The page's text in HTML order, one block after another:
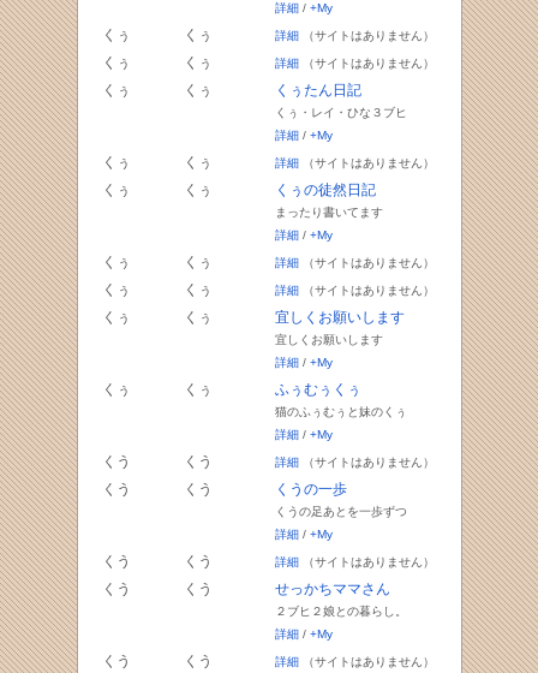
詳細/ +My
くぅ くぅ 詳細（サイトはありません）
くぅ くぅ 詳細（サイトはありません）
くぅ くぅ くぅたん日記
くぅ・レイ・ひな３ブヒ
詳細/ +My
くぅ くぅ 詳細（サイトはありません）
くぅ くぅ くぅの徒然日記
まったり書いてます
詳細/ +My
くぅ くぅ 詳細（サイトはありません）
くぅ くぅ 詳細（サイトはありません）
くぅ くぅ 宜しくお願いします
宜しくお願いします
詳細/ +My
くぅ くぅ ふぅむぅくぅ
猫のふぅむぅと妹のくぅ
詳細/ +My
くう くう 詳細（サイトはありません）
くう くう くうの一歩
くうの足あとを一歩ずつ
詳細/ +My
くう くう 詳細（サイトはありません）
くう くう せっかちママさん
２ブヒ２娘との暮らし。
詳細/ +My
くう くう 詳細（サイトはありません）